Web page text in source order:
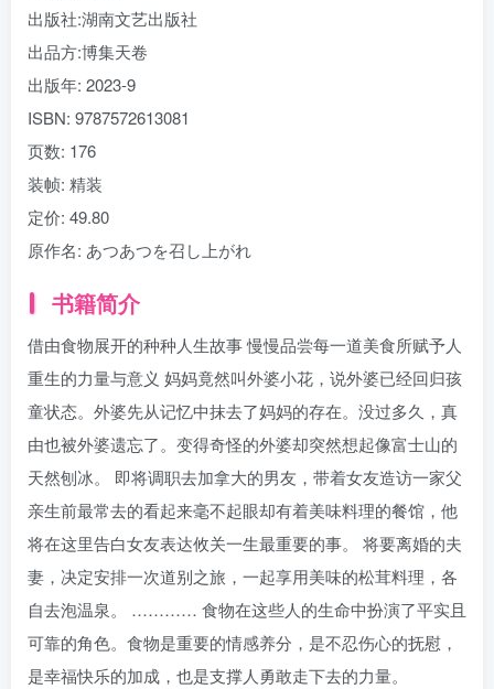
出版社:湖南文艺出版社
出品方:博集天卷
出版年: 2023-9
ISBN: 9787572613081
页数: 176
装帧: 精装
定价: 49.80
原作名: あつあつを召し上がれ
书籍简介
借由食物展开的种种人生故事 慢慢品尝每一道美食所赋予人
重生的力量与意义 妈妈竟然叫外婆小花，说外婆已经回归孩
童状态。外婆先从记忆中抹去了妈妈的存在。没过多久，真
由也被外婆遗忘了。变得奇怪的外婆却突然想起像富士山的
天然刨冰。 即将调职去加拿大的男友，带着女友造访一家父
亲生前最常去的看起来毫不起眼却有着美味料理的餐馆，他
将在这里告白女友表达攸关一生最重要的事。 将要离婚的夫
妻，决定安排一次道别之旅，一起享用美味的松茸料理，各
自去泡温泉。 ………… 食物在这些人的生命中扮演了平实且
可靠的角色。食物是重要的情感养分，是不忍伤心的抚慰，
是幸福快乐的加成，也是支撑人勇敢走下去的力量。